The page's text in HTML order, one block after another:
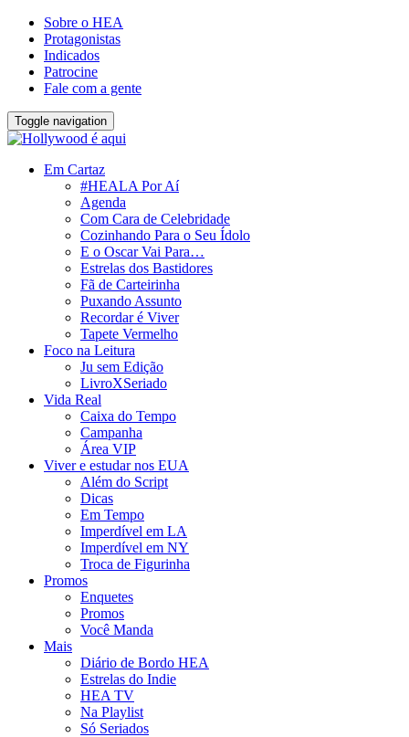
Sobre o HEA
Protagonistas
Indicados
Patrocine
Fale com a gente
Toggle navigation
Em Cartaz
#HEALA Por Aí
Agenda
Com Cara de Celebridade
Cozinhando Para o Seu Ídolo
E o Oscar Vai Para…
Estrelas dos Bastidores
Fã de Carteirinha
Puxando Assunto
Recordar é Viver
Tapete Vermelho
Foco na Leitura
Ju sem Edição
LivroXSeriado
Vida Real
Caixa do Tempo
Campanha
Área VIP
Viver e estudar nos EUA
Além do Script
Dicas
Em Tempo
Imperdível em LA
Imperdível em NY
Troca de Figurinha
Promos
Enquetes
Promos
Você Manda
Mais
Diário de Bordo HEA
Estrelas do Indie
HEA TV
Na Playlist
Só Seriados